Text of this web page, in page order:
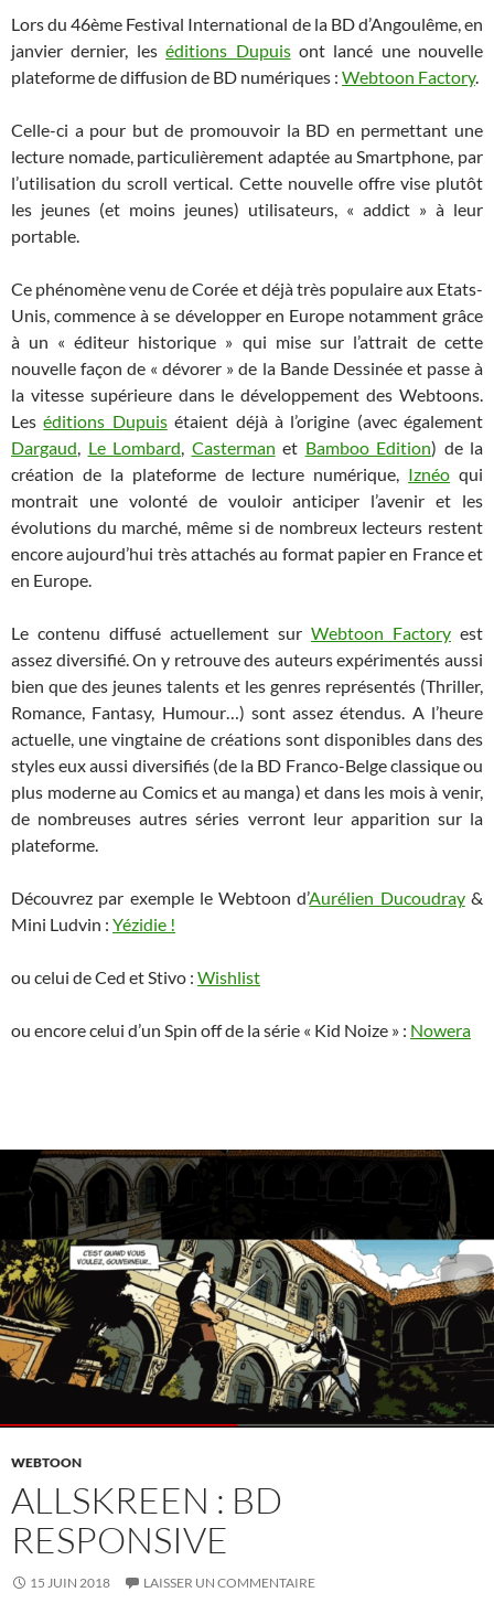
Lors du 46ème Festival International de la BD d’Angoulême, en
janvier dernier, leséditions Dupuisont lancé une nouvelle
plateforme de diffusion de BD numériques : Webtoon Factory.
Celle-ci a pour but de promouvoir la BD en permettant une
lecture nomade, particulièrement adaptée au Smartphone, par
l’utilisation du scroll vertical. Cette nouvelle offre vise plutôt
les jeunes (et moins jeunes) utilisateurs, « addict » à leur
portable.
Ce phénomène venu de Corée et déjà très populaire aux Etats-
Unis, commence à se développer en Europe notamment grâce
à un « éditeur historique » qui mise sur l’attrait de cette
nouvelle façon de « dévorer » de la Bande Dessinée et passe à
la vitesse supérieure dans le développement des Webtoons.
Leséditions Dupuisétaient déjà à l’origine (avec également
Dargaud
Le Lombard Casterman et Bamboo Edition) de la
création de la plateforme de lecture numérique, Iznéo qui
montrait une volonté de vouloir anticiper l’avenir et les
évolutions du marché, même si de nombreux lecteurs restent
encore aujourd’hui très attachés au format papier en France et
en Europe.
Le contenu diffusé actuellement sur Webtoon Factory est
assez diversifié. On y retrouve des auteurs expérimentés aussi
bien que des jeunes talents et les genres représentés (Thriller,
Romance, Fantasy, Humour…) sont assez étendus. A l’heure
actuelle, une vingtaine de créations sont disponibles dans des
styles eux aussi diversifiés (de la BD Franco-Belge classique ou
plus moderne au Comics et au manga) et dans les mois à venir,
de nombreuses autres séries verront leur apparition sur la
plateforme.
Découvrez par exemple le Webtoon d’Aurélien Ducoudray&
Mini Ludvin : Yézidie !
ou celui de Ced et Stivo : Wishlist
ou encore celui d’un Spin off de la série « Kid Noize » : Nowera
WEBTOON
ALLSKREEN : BD
RESPONSIVE
15 JUIN 2018 LAISSER UN COMMENTAIRE